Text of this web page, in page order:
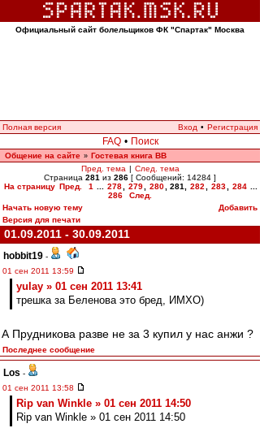
Официальный сайт болельщиков ФК "Спартак" Москва
Полная версия Вход • Регистрация
FAQ • Поиск
Общение на сайте » Гостевая книга ВВ
Пред. тема | След. тема
Страница 281 из 286 [ Сообщений: 14284 ]
На страницу Пред. 1 278 279 280 281 282 283 284
286
След.
Начать новую тему
Добавить
Версия для печати
01.09.2011 - 30.09.2011
hobbit19 -
01 сен 2011 13:59
yulay » 01 сен 2011 13:41
трешка за Беленова это бред, ИМХО)
А Прудникова разве не за 3 купил у нас анжи ?
Последнее сообщение
Los -
01 сен 2011 13:58
Rip van Winkle » 01 сен 2011 14:50
Rip van Winkle » 01 сен 2011 14:50